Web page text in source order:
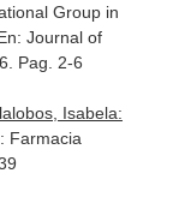
Group in
Journal of
Pag. 2-6
Isabela:
Farmacia